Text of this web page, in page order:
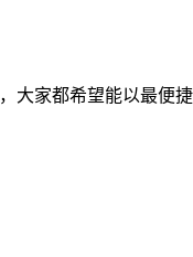
大家都希望能以最